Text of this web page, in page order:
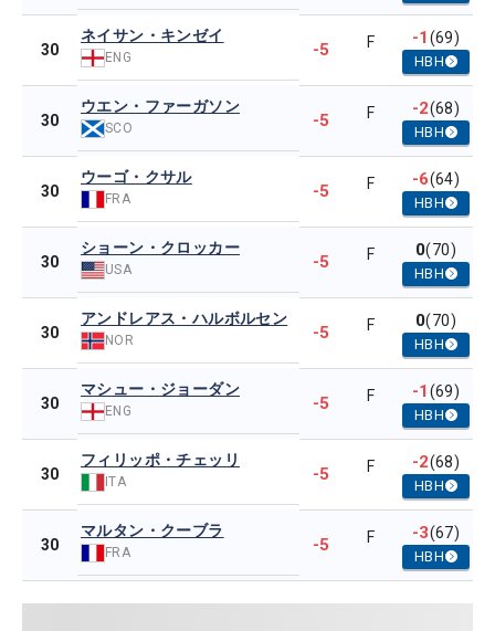
30
ネイサン・キンゼイ
ENG -5 F -1(69)
HBH
30
ウエン・ファーガソン
SCO -5 F -2(68)
HBH
30
ウーゴ・クサル
FRA -5 F -6(64)
HBH
30
ショーン・クロッカー
USA -5 F 0(70)
HBH
30
アンドレアス・ハルボルセン
NOR -5 F 0(70)
HBH
30
マシュー・ジョーダン
ENG -5 F -1(69)
HBH
30
フィリッポ・チェッリ
ITA -5 F -2(68)
HBH
30
マルタン・クーブラ
FRA -5 F -3(67)
HBH